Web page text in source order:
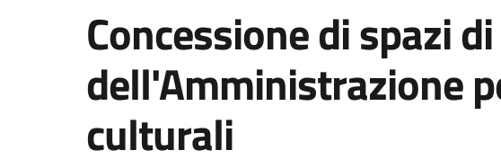
Concessione di spazi
dell'Amministrazione
culturali